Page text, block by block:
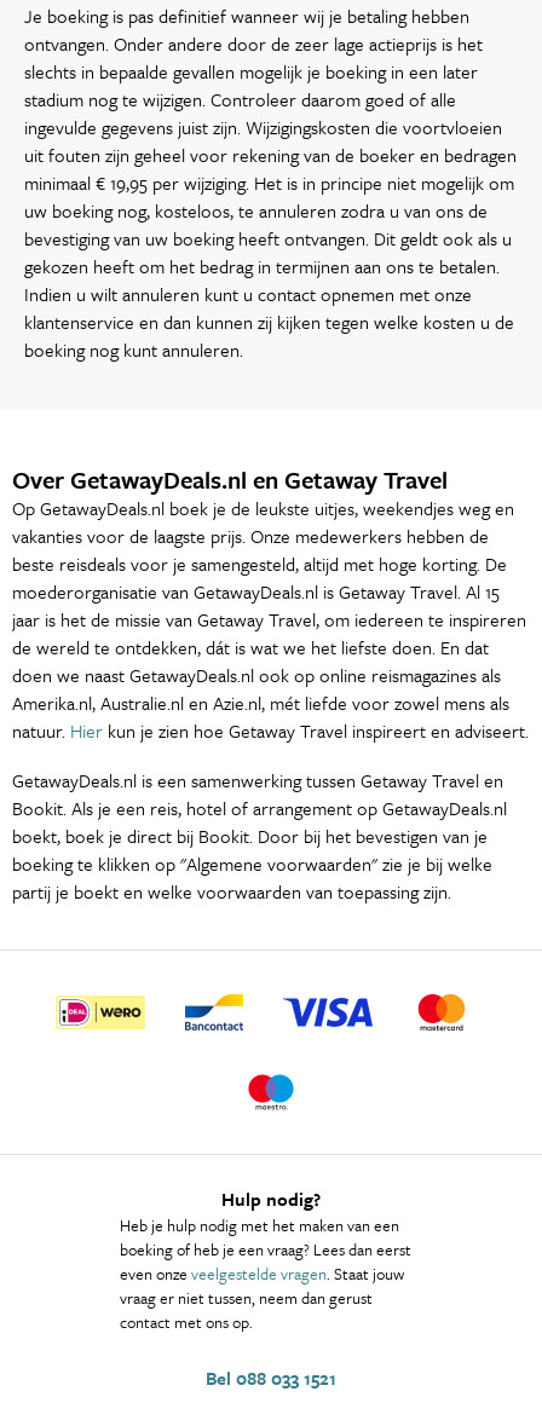
Je boeking is pas definitief wanneer wij je betaling hebben
ontvangen. Onder andere door de zeer lage actieprijs is het
slechts in bepaalde gevallen mogelijk je boeking in een later
stadium nog te wijzigen. Controleer daarom goed of alle
ingevulde gegevens juist zijn. Wijzigingskosten die voortvloeien
uit fouten zijn geheel voor rekening van de boeker en bedragen
minimaal € 19,95 per wijziging. Het is in principe niet mogelijk om
uw boeking nog, kosteloos, te annuleren zodra u van ons de
bevestiging van uw boeking heeft ontvangen. Dit geldt ook als u
gekozen heeft om het bedrag in termijnen aan ons te betalen.
Indien u wilt annuleren kunt u contact opnemen met onze
klantenservice en dan kunnen zij kijken tegen welke kosten u de
boeking nog kunt annuleren.
Over GetawayDeals.nl en Getaway Travel
Op GetawayDeals.nl boek je de leukste uitjes, weekendjes weg en
vakanties voor de laagste prijs. Onze medewerkers hebben de
beste reisdeals voor je samengesteld, altijd met hoge korting. De
moederorganisatie van GetawayDeals.nl is Getaway Travel. Al 15
jaar is het de missie van Getaway Travel, om iedereen te inspireren
de wereld te ontdekken, dát is wat we het liefste doen. En dat
doen we naast GetawayDeals.nl ook op online reismagazines als
Amerika.nl, Australie.nl en Azie.nl, mét liefde voor zowel mens als
natuur. Hier kun je zien hoe Getaway Travel inspireert en adviseert.
GetawayDeals.nl is een samenwerking tussen Getaway Travel en
Bookit. Als je een reis, hotel of arrangement op GetawayDeals.nl
boekt, boek je direct bij Bookit. Door bij het bevestigen van je
boeking te klikken op "Algemene voorwaarden" zie je bij welke
partij je boekt en welke voorwaarden van toepassing zijn.
Hulp nodig?
Heb je hulp nodig met het maken van een
boeking of heb je een vraag? Lees dan eerst
even onze veelgestelde vragen. Staat jouw
vraag er niet tussen, neem dan gerust
contact met ons op.
Bel 088 033 1521